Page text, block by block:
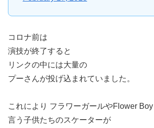
コロナ前は
演技が終了すると
リンクの中には大量の
プーさんが投げ込まれていました。
これにより フラワーガールやFlower Boy
言う子供たちのスケーターが